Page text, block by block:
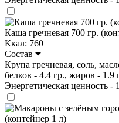
Каша гречневая 700 гр.
Ккал: 760
Состав
Крупа гречневая, соль,
белков - 4.4 гр., жиров - 1.9
Энергетическая ценность -